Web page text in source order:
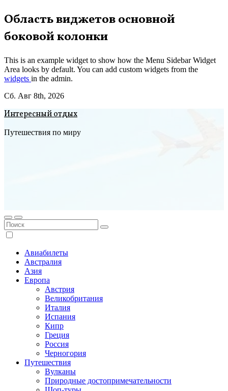
Перейти
к
содержимому
Область виджетов основной
боковой колонки
This is an example widget to show how the Menu Sidebar Widget
Area looks by default. You can add custom widgets from the
widgets in the admin.
Сб. Авг 8th, 2026
Интересный отдых
Путешествия по миру
Авиабилеты
Австралия
Азия
Европа
Австрия
Великобритания
Италия
Испания
Кипр
Греция
Россия
Черногория
Путешествия
Вулканы
Природные достопримечательности